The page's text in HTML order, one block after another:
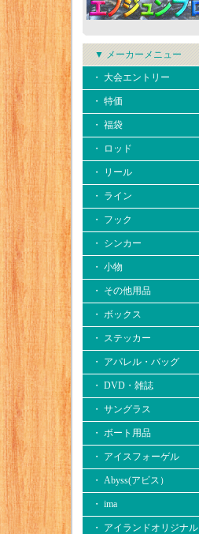
▼ メーカーメニュー
・ 大会エントリー
・ 特価
・ 福袋
・ ロッド
・ リール
・ ライン
・ フック
・ シンカー
・ 小物
・ その他用品
・ ボックス
・ ステッカー
・ アパレル・バッグ
・ DVD・雑誌
・ サングラス
・ ボート用品
・ アイスフォーゲル
・ Abyss(アビス）
・ ima
・ アイランドオリジナル